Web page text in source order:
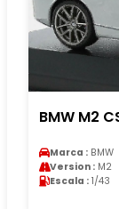
BMW M2
Marca : BMW
Version : M2
Escala : 1/43